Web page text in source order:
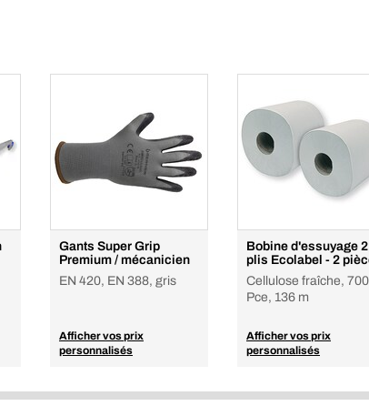
Gants Super Grip
Premium / mécanicien
EN 420, EN 388, gris
Afficher vos prix
personnalisés
Bobine d'essuyage 2
plis Ecolabel - 2
Cellulose fraîche, 700
Pce, 136 m
Afficher vos prix
personnalisés